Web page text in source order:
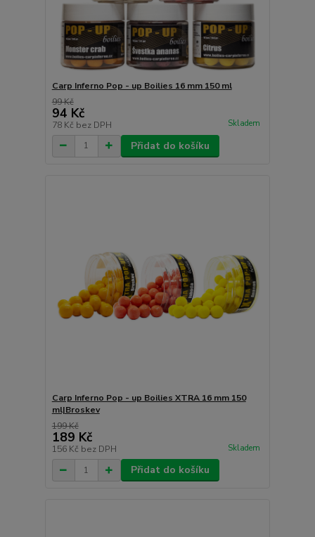
Carp Inferno Pop - up Boilies 16 mm 150 ml
99 Kč
94 Kč
78 Kč bez DPH Skladem
Přidat do košíku
Carp Inferno Pop - up Boilies XTRA 16 mm 150
ml|Broskev
199 Kč
189 Kč
156 Kč bez DPH Skladem
Přidat do košíku